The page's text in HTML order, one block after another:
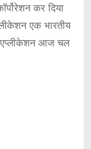
कर दिया
एक भारतीय
एप्लीकेशन आज चल